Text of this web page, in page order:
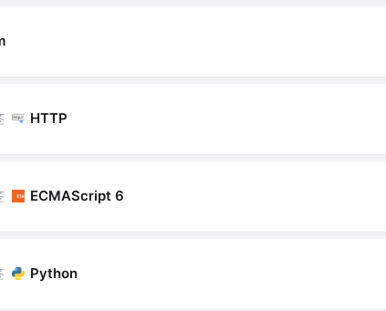
HTTP
ECMAScript 6
Python